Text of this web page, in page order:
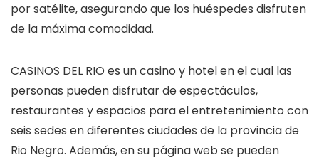
por satélite, asegurando que los huéspedes disfruten
de la máxima comodidad.
CASINOS DEL RIO es un casino y hotel en el cual las
personas pueden disfrutar de espectáculos,
restaurantes y espacios para el entretenimiento con
seis sedes en diferentes ciudades de la provincia de
Rio Negro. Además, en su página web se pueden